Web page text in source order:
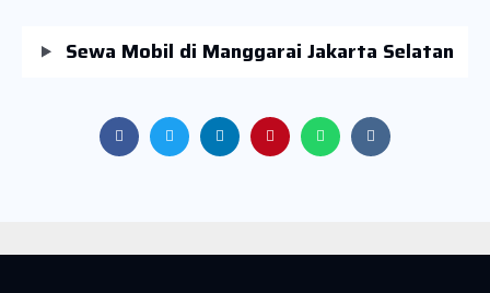
Sewa Mobil di Manggarai Jakarta Selatan